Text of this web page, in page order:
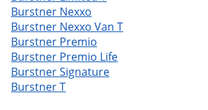
Burstner Nexxo
Burstner Nexxo Van T
Burstner Premio
Burstner Premio Life
Burstner Signature
Burstner T